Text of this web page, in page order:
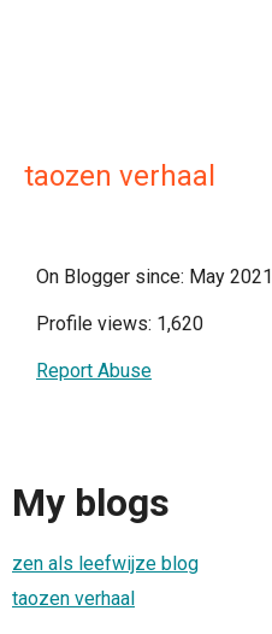
taozen verhaal
On Blogger since: May 2021
Profile views: 1,620
Report Abuse
My blogs
zen als leefwijze blog
taozen verhaal